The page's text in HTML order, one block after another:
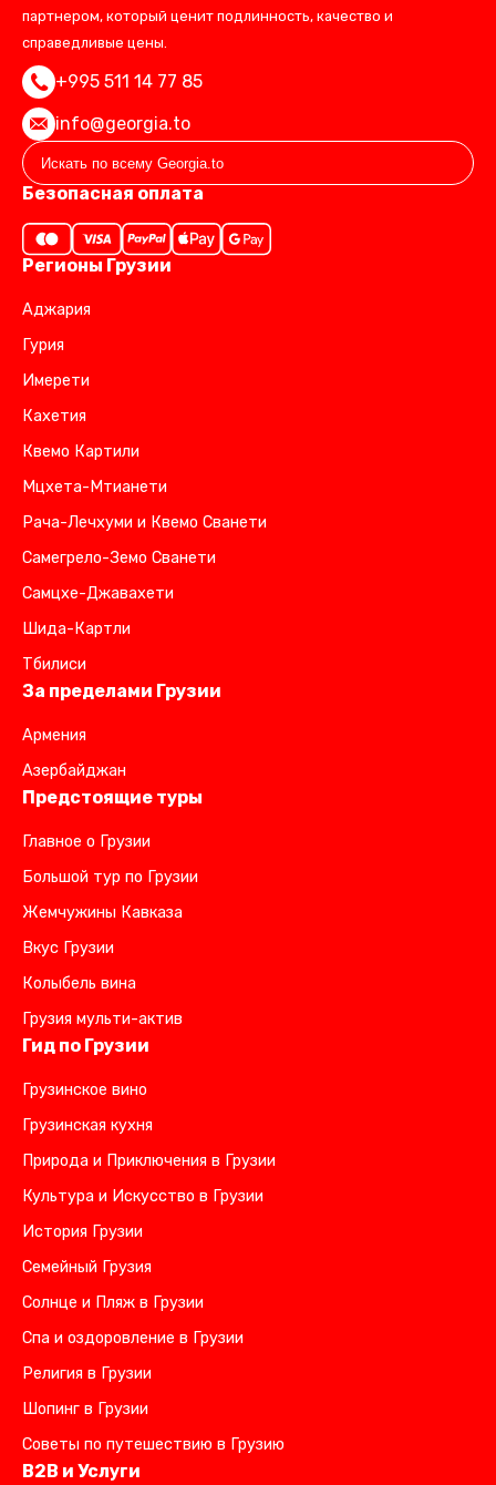
партнером, который ценит подлинность, качество и
справедливые цены.
+995 511 14 77 85
info@georgia.to
Безопасная оплата
Регионы Грузии
Аджария
Гурия
Имерети
Кахетия
Квемо Картили
Мцхета-Мтианети
Рача-Лечхуми и Квемо Сванети
Самегрело-Земо Сванети
Самцхе-Джавахети
Шида-Картли
Тбилиси
За пределами Грузии
Армения
Азербайджан
Предстоящие туры
Главное о Грузии
Большой тур по Грузии
Жемчужины Кавказа
Вкус Грузии
Колыбель вина
Грузия мульти-актив
Гид по Грузии
Грузинское вино
Грузинская кухня
Природа и Приключения в Грузии
Культура и Искусство в Грузии
История Грузии
Семейный Грузия
Солнце и Пляж в Грузии
Спа и оздоровление в Грузии
Религия в Грузии
Шопинг в Грузии
Советы по путешествию в Грузию
B2B и Услуги